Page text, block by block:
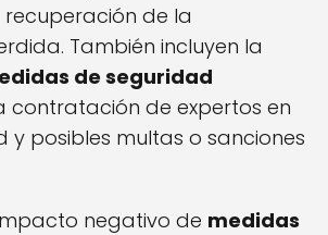
de la
También incluyen la
de seguridad
contratación de expertos en
y posibles multas o sanciones
negativo de medidas